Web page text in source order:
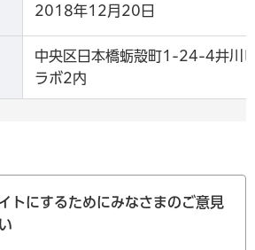
2018年12月20日
中央区日本橋蛎殻町1-24-4井川
ラボ2内
トにするためにみなさまのご意見